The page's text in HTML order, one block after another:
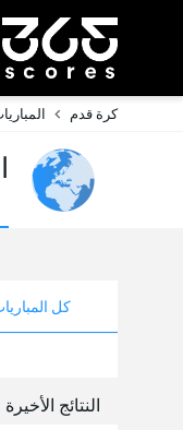
كرة قدم
كل
النتائج الأخيرة